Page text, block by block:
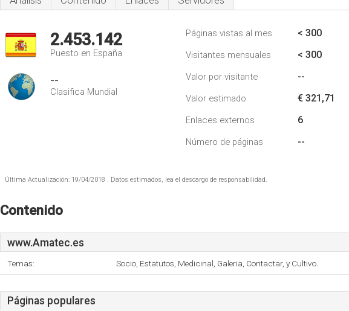
2.453.142
Puesto en España
--
Clasifica Mundial
Páginas vistas al mes < 300
Visitantes mensuales < 300
Valor por visitante --
Valor estimado € 321,71
Enlaces externos 6
Número de páginas --
Última Actualización: 19/04/2018 . Datos estimados, lea el descargo de responsabilidad.
Contenido
www.Amatec.es
Temas: Socio, Estatutos, Medicinal, Galeria, Contactar, y Cultivo.
Páginas populares